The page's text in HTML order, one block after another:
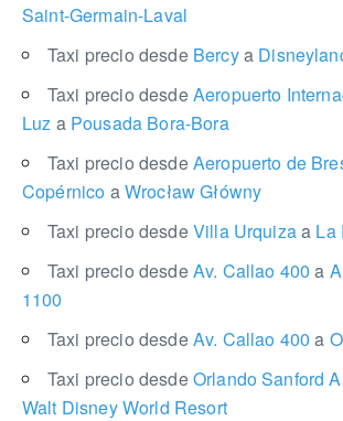
Saint-Germain-Laval
Taxi precio desde Bercya
Taxi precio desdeAeropuerto
Luz aPousada Bora-Bora
Taxi precio desdeAeropuerto de
Copérnico aWrocław Główny
Taxi precio desdeVilla Urquizaa La
Taxi precio desdeAv. Callao 400a
1100
Taxi precio desdeAv. Callao 400a
Taxi precio desdeOrlando Sanford
Walt Disney World Resort